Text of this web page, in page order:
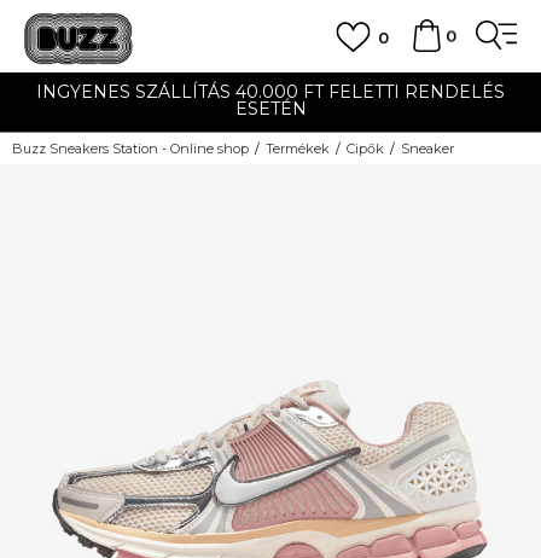
0
0
INGYENES SZÁLLÍTÁS 40.000 FT FELETTI RENDELÉS
ESETÉN
Buzz Sneakers Station - Online shop Termékek Cipők Sneaker